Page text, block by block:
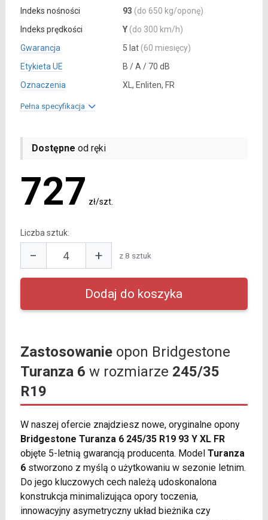
Indeks nośności
93 (do 650 kg/oponę)
Indeks prędkości
Y (do 300 km/h)
Gwarancja
5 lat (60 miesięcy)
Etykieta UE
B / A / 70 dB
Oznaczenia
XL, Enliten, FR
Pełna specyfikacja
Dostępne od ręki
727 zł/szt.
Liczba sztuk:
− + z 8 sztuk
Zastosowanieopon Bridgestone
Turanza 6 w rozmiarze 245/35
R19
W naszej ofercie znajdziesz nowe, oryginalne opony
Bridgestone Turanza 6 245/35 R19 93 Y XL FR
objęte 5-letnią gwarancją producenta. Model Turanza
6stworzono z myślą o użytkowaniu w sezonie letnim.
Do jego kluczowych cech należą udoskonalona
konstrukcja minimalizująca opory toczenia,
innowacyjny asymetryczny układ bieżnika czy